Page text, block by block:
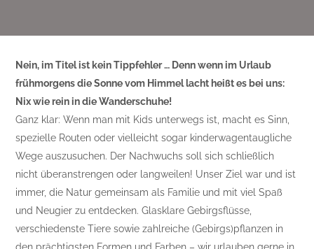
Nein, im Titel ist kein Tippfehler … Denn wenn im Urlaub
frühmorgens die Sonne vom Himmel lacht heißt es bei uns:
Nix wie rein in die Wanderschuhe!
Ganz klar: Wenn man mit Kids unterwegs ist, macht es Sinn,
spezielle Routen oder vielleicht sogar kinderwagentaugliche
Wege auszusuchen. Der Nachwuchs soll sich schließlich
nicht überanstrengen oder langweilen! Unser Ziel war und ist
immer, die Natur gemeinsam als Familie und mit viel Spaß
und Neugier zu entdecken. Glasklare Gebirgsflüsse,
verschiedenste Tiere sowie zahlreiche (Gebirgs)pflanzen in
den prächtigsten Formen und Farben – wir urlauben gerne in